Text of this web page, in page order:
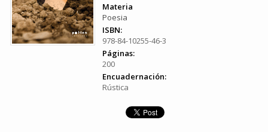
Materia
Poesia
ISBN:
978-84-10255-46-3
Páginas:
200
Encuadernación:
Rústica